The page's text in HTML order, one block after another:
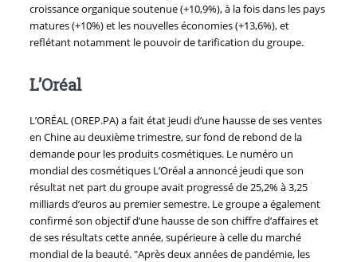
croissance organique soutenue (+10,9%), à la fois dans les pays
matures (+10%) et les nouvelles économies (+13,6%), et
reflétant notamment le pouvoir de tarification du groupe.
L’Oréal
L’ORÉAL (OREP.PA) a fait état jeudi d’une hausse de ses ventes
en Chine au deuxième trimestre, sur fond de rebond de la
demande pour les produits cosmétiques. Le numéro un
mondial des cosmétiques L’Oréal a annoncé jeudi que son
résultat net part du groupe avait progressé de 25,2% à 3,25
milliards d’euros au premier semestre. Le groupe a également
confirmé son objectif d’une hausse de son chiffre d’affaires et
de ses résultats cette année, supérieure à celle du marché
mondial de la beauté. "Après deux années de pandémie, les